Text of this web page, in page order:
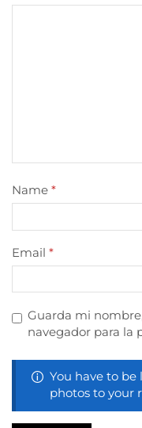
Name *
Email *
Guarda mi
navegador para la
You have to
photos to your